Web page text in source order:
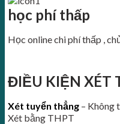
học phí thấp
Học online chi phí thấp ,
ĐIỀU KIỆN XÉT
Xét tuyển thẳng – Không
Xét bằng THPT